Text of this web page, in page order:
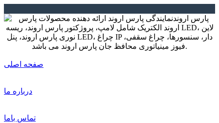
صفحه اصلی
درباره ما
تماس باما